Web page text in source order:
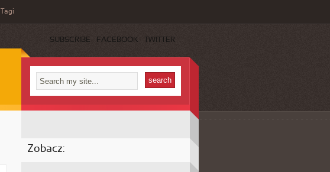
Tagi
SUBSCRIBE FACEBOOK TWITTER
Zobacz: